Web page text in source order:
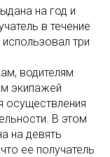
на год и
в течение
три
водителям
экипажей
осуществления
В этом
на девять
ее получатель